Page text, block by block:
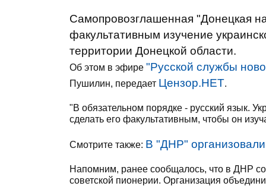
Самопровозглашенная "Донецкая
факультативным изучение
территории Донецкой области.
Об этом в эфире "Русской службы
Пушилин, передает Цензор.НЕТ.
"В обязательном порядке - русский язык.
сделать его факультативным, чтобы он
Смотрите также: В "ДНР"
Напомним, ранее сообщалось, что в ДНР
советской пионерии. Организация